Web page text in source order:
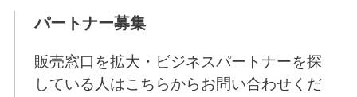
パートナー募集
販売窓口を拡大・ビジネスパートナーを探
している人はこちらからお問い合わせくだ